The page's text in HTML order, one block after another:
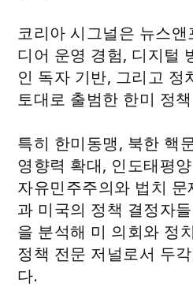
코리아 시그널은 뉴스
디어 운영 경험, 디지털
인 독자 기반, 그리고 정
토대로 출범한 한미 정
특히 한미동맹, 북한 핵
영향력 확대, 인도태평
자유민주주의와 법치
과 미국의 정책 결정자
을 분석해 미 의회와 정
정책 전문 저널로서 두
다.